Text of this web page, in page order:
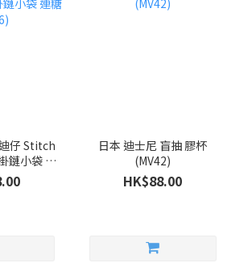
仔 Stitch
鏈小袋 連
日本 迪士尼 盲抽 膠杯
(MV42)
HK$88.00